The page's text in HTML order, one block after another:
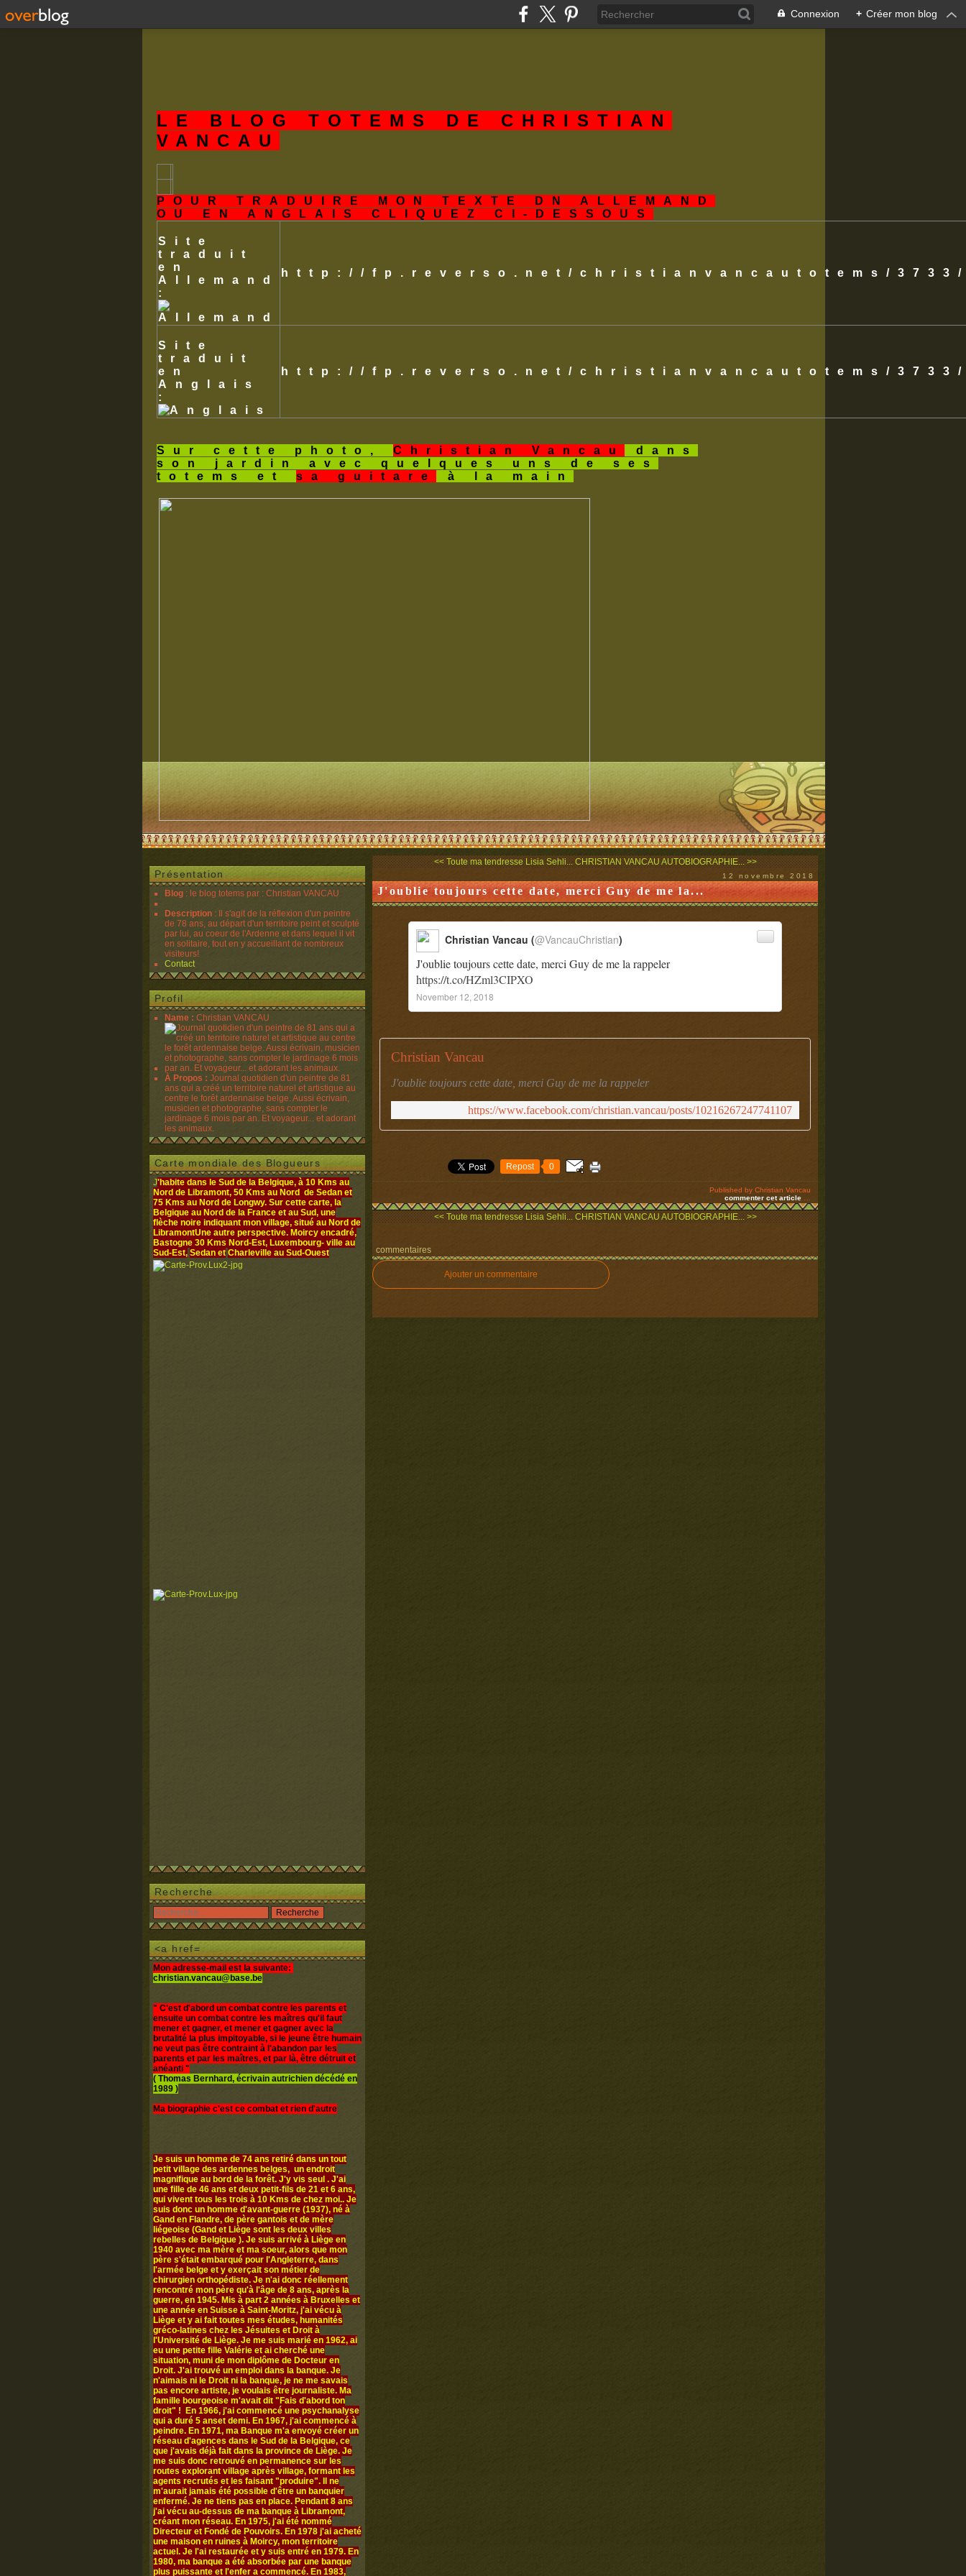
Connexion + Créer mon blog
LE BLOG TOTEMS DE CHRISTIAN
VANCAU
POUR TRADUIRE MON TEXTE DN ALLEMAND
OU EN ANGLAIS CLIQUEZ CI-DESSOUS
Site
traduit
en
Allemand
:
http://fp.reverso.net/christianvancautotems/
Site
traduit
en
Anglais
:
http://fp.reverso.net/christianvancautotems/
Sur cette photo, Christian Vancau
dans
son jardin avec quelques uns de ses
totems et sa guitare à la main
Présentation
Blog : le blog totems par : Christian VANCAU
Description : Il s'agit de la réflexion d'un peintre
de 78 ans, au départ d'un territoire peint et sculpté
par lui, au coeur de l'Ardenne et dans lequel il vit
en solitaire, tout en y accueillant de nombreux
visiteurs!
Contact
Profil
Name : Christian VANCAU
À Propos : Journal quotidien d'un peintre de 81
ans qui a créé un territoire naturel et artistique au
centre le forêt ardennaise belge. Aussi écrivain,
musicien et photographe, sans compter le
jardinage 6 mois par an. Et voyageur... et adorant
les animaux.
Carte mondiale des Blogueurs
J'habite dans le Sud de la Belgique, à 10 Kms au
Nord de Libramont, 50 Kms au Nord de Sedan et
75 Kms au Nord de Longwy. Sur cette carte, la
Belgique au Nord de la France et au Sud, une
flèche noire indiquant mon village, situé au Nord de
LibramontUne autre perspective. Moircy encadré,
Bastogne 30 Kms Nord-Est, Luxembourg- ville au
Sud-Est, Sedan et Charleville au Sud-Ouest
Recherche
<a href=
Mon adresse-mail est la suivante:
christian.vancau@base.be
" C'est d'abord un combat contre les parents et
ensuite un combat contre les maîtres qu'il faut
mener et gagner, et mener et gagner avec la
brutalité la plus impitoyable, si le jeune être humain
ne veut pas être contraint à l'abandon par les
parents et par les maîtres, et par là, être détruit et
anéanti "
( Thomas Bernhard, écrivain autrichien décédé en
1989 )
Ma biographie c'est ce combat et rien d'autre
Je suis un homme de 74 ans retiré dans un tout
petit village des ardennes belges, un endroit
magnifique au bord de la forêt. J'y vis seul . J'ai
une fille de 46 ans et deux petit-fils de 21 et 6 ans,
qui vivent tous les trois à 10 Kms de chez moi.. Je
suis donc un homme d'avant-guerre (1937), né à
Gand en Flandre, de père gantois et de mère
liégeoise (Gand et Liège sont les deux villes
rebelles de Belgique ). Je suis arrivé à Liège en
1940 avec ma mère et ma soeur, alors que mon
père s'était embarqué pour l'Angleterre, dans
l'armée belge et y exerçait son métier de
chirurgien orthopédiste. Je n'ai donc réellement
rencontré mon père qu'à l'âge de 8 ans, après la
guerre, en 1945. Mis à part 2 années à Bruxelles et
une année en Suisse à Saint-Moritz, j'ai vécu à
Liège et y ai fait toutes mes études, humanités
gréco-latines chez les Jésuites et Droit à
l'Université de Liège. Je me suis marié en 1962, ai
eu une petite fille Valérie et ai cherché une
situation, muni de mon diplôme de Docteur en
Droit. J'ai trouvé un emploi dans la banque. Je
n'aimais ni le Droit ni la banque, je ne me savais
pas encore artiste, je voulais être journaliste. Ma
famille bourgeoise m'avait dit "Fais d'abord ton
droit" ! En 1966, j'ai commencé une psychanalyse
qui a duré 5 anset demi. En 1967, j'ai commencé à
peindre. En 1971, ma Banque m'a envoyé créer un
réseau d'agences dans le Sud de la Belgique, ce
que j'avais déjà fait dans la province de Liège. Je
me suis donc retrouvé en permanence sur les
routes explorant village après village, formant les
agents recrutés et les faisant "produire". Il ne
m'aurait jamais été possible d'être un banquier
enfermé. Je ne tiens pas en place. Pendant 8 ans
j'ai vécu au-dessus de ma banque à Libramont,
créant mon réseau. En 1975, j'ai été nommé
Directeur et Fondé de Pouvoirs. En 1978 j'ai acheté
une maison en ruines à Moircy, mon territoire
actuel. Je l'ai restaurée et y suis entré en 1979. En
1980, ma banque a été absorbée par une banque
plus puissante et l'enfer a commencé. En 1983,
<< Toute ma tendresse Lisia Sehli... CHRISTIAN VANCAU AUTOBIOGRAPHIE... >>
12 novembre 2018
J'oublie toujours cette date, merci Guy de me la...
J'oublie toujours cette date, merci Guy de me la rappeler
https://t.co/HZml3CIPXO
Christian Vancau (@VancauChristian)
November 12, 2018
Christian Vancau
J'oublie toujours cette date, merci Guy de me la rappeler
https://www.facebook.com/christian.vancau/posts/10216267247741107
Repost 0
Published by Christian Vancau
commenter cet article
<< Toute ma tendresse Lisia Sehli... CHRISTIAN VANCAU AUTOBIOGRAPHIE... >>
commentaires
Ajouter un commentaire